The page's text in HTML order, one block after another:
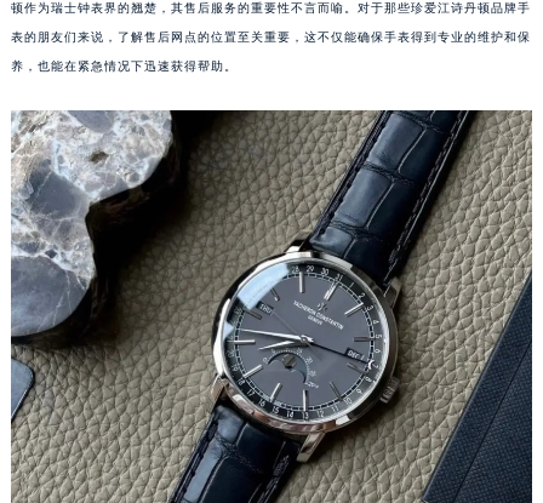
顿作为瑞士钟表界的翘楚，其售后服务的重要性不言而喻。对于那些珍爱江诗丹顿品牌手
表的朋友们来说，了解售后网点的位置至关重要，这不仅能确保手表得到专业的维护和保
养，也能在紧急情况下迅速获得帮助。